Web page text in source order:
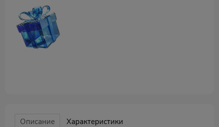
Описание
Характеристики